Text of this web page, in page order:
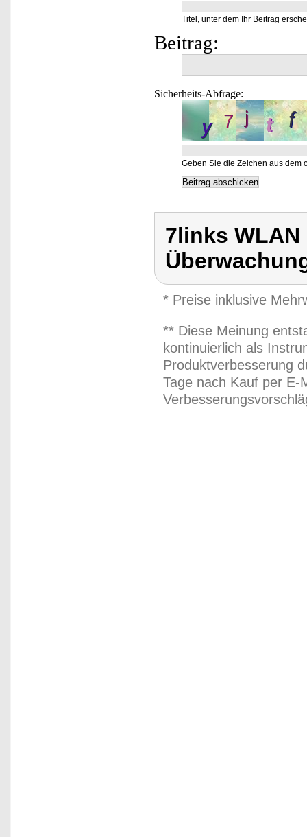
Titel, unter dem Ihr Beitrag
Beitrag:
Sicherheits-Abfrage:
Geben Sie die Zeichen aus dem
7links
* Preise inklusive
** Diese Meinung
kontinuierlich als
Produktverbesserung
Tage nach Kauf per E-